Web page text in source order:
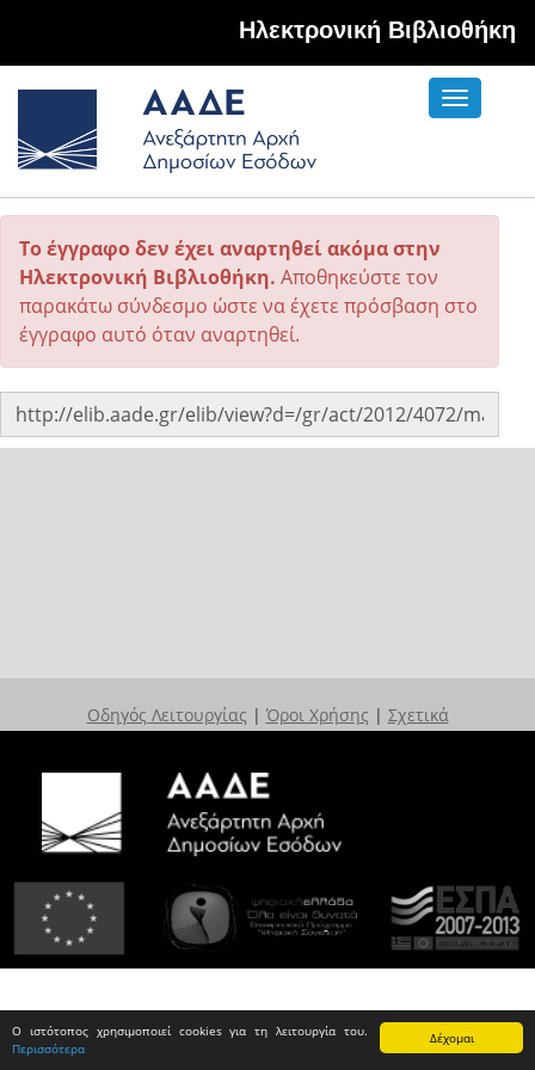
Δέχομαι
Ο ιστότοπος χρησιμοποιεί cookies για τη λειτουργία του.
Περισσότερα
Hλεκτρονική Βιβλιοθήκη
Toggle
Το έγγραφο δεν έχει αναρτηθεί ακόμα στην
Ηλεκτρονική Βιβλιοθήκη. Αποθηκεύστε τον
παρακάτω σύνδεσμο ώστε να έχετε πρόσβαση στο
έγγραφο αυτό όταν αναρτηθεί.
Οδηγός Λειτουργίας | Όροι Χρήσης | Σχετικά